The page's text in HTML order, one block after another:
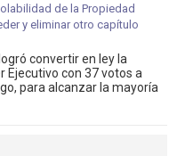
convertir en ley la
Ejecutivo con 37 votos a
para alcanzar la mayoría